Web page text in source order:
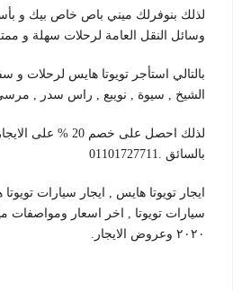
لذلك بنوفرلك ميني باص خاص بيك و
وسائل النقل العامة لرحلات سهلة و
بالتالي استأجر تويوتا هايس لرحلات و
الشيخ , سيوة , نويبع , راس سدر ,
لذلك احصل على خصم
بالسائق .01101727711
سيارات تويوتا , اخر اسعار ومواصفات
٢٠٢٠ وعروض الايجار.